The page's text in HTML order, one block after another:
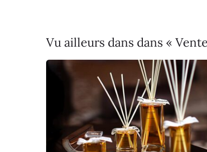
Vu ailleurs dans dans «